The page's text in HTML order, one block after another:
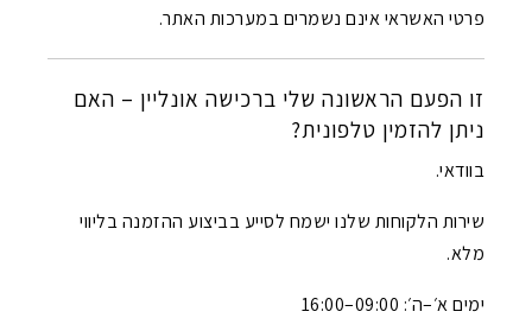
פרטי האשראי אינם נשמרים במערכות האתר.
זו הפעם הראשונה שלי ברכישה אונליין – האם
ניתן להזמין טלפונית?
בוודאי.
שירות הלקוחות שלנו ישמח לסייע בביצוע ההזמנה בליווי
מלא.
ימים א׳–ה׳: 09:00–16:00